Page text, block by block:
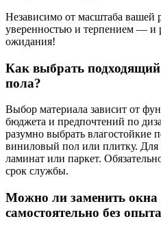
Независимо от масштаба вашей
уверенностью и терпением — и
ожидания!
Как выбрать
пола?
Выбор материала зависит от
бюджета и предпочтений по
разумно выбрать влагостойкие
виниловый пол или плитку.
ламинат или паркет.
срок службы.
Можно ли заменить окна
самостоятельно без